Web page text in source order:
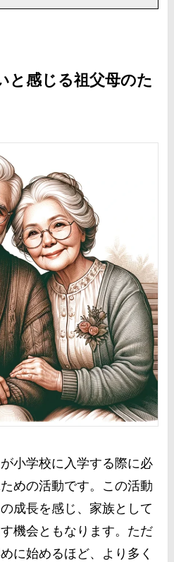
と感じる祖父母のた
小学校に入学する際に必
めの活動です。この活動
成長を感じ、家族として
機会ともなります。ただ
に始めるほど、より多く